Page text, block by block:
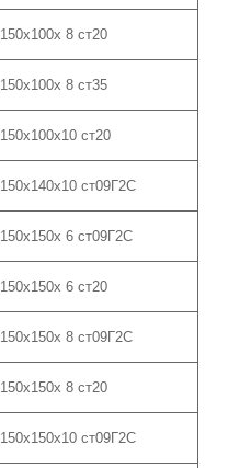
150х100х 8 ст20
150х100х 8 ст35
150х100х10 ст20
150х140х10 ст09Г2С
150х150х 6 ст09Г2С
150х150х 6 ст20
150х150х 8 ст09Г2С
150х150х 8 ст20
150х150х10 ст09Г2С